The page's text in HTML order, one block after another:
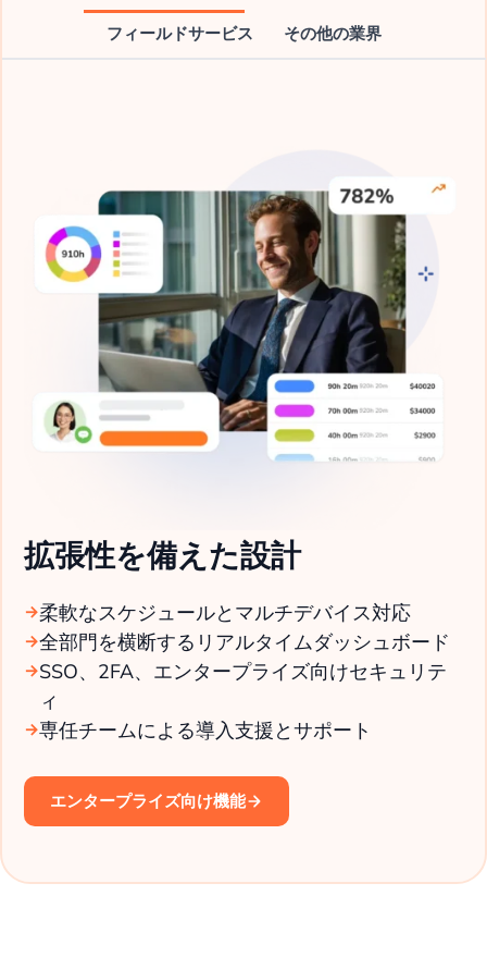
フィールドサービス その他の業界
拡張性を備えた設計
柔軟なスケジュールとマルチデバイス対応
全部門を横断するリアルタイムダッシュボード
SSO、2FA、エンタープライズ向けセキュリテ
ィ
専任チームによる導入支援とサポート
エンタープライズ向け機能